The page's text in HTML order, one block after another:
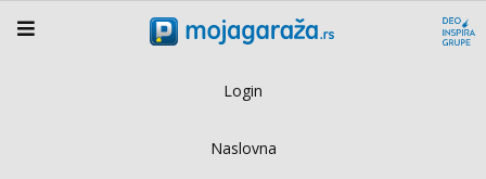
Login
Naslovna